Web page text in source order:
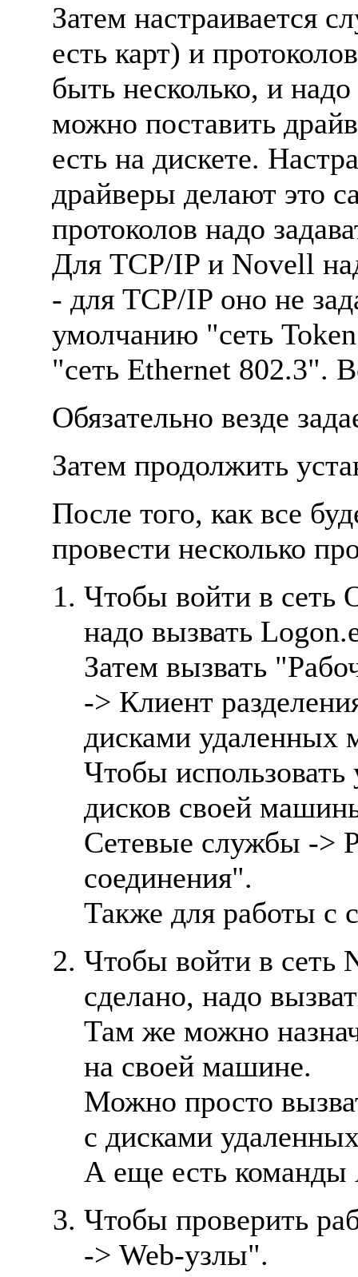
Затем настраивается
есть карт) и
быть несколько, и
можно поставить
есть на дискете.
драйверы делают это
протоколов надо
Для TCP/IP и Novell
- для TCP/IP оно не
умолчанию "сеть
"сеть Ethernet 802.3".
Обязательно везде
Затем продолжить
После того, как все
провести несколько
Чтобы войти в сеть
надо вызвать
Затем вызвать
-> Клиент
дисками удаленных
Чтобы
дисков своей
Сетевые службы ->
соединения".
Также для работы с
Чтобы войти в сеть
сделано, надо
Там же можно
на своей машине.
Можно просто
с дисками
А еще есть
Чтобы проверить
-> Web-узлы".